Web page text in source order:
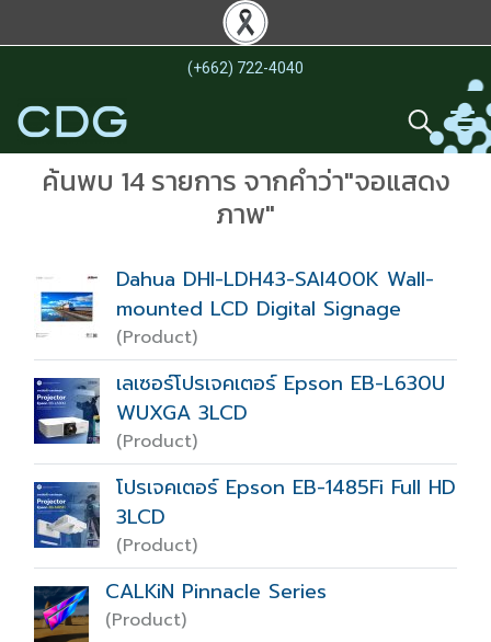
(+662) 722-4040
ค้นพบ 14 รายการ จากคำว่า"จอแสดง
ภาพ"
Dahua DHI-LDH43-SAI400K Wall-
mounted LCD Digital Signage
(Product)
เลเซอร์โปรเจคเตอร์ Epson EB-L630U
WUXGA 3LCD
(Product)
โปรเจคเตอร์ Epson EB-1485Fi Full HD
3LCD
(Product)
CALKiN Pinnacle Series
(Product)